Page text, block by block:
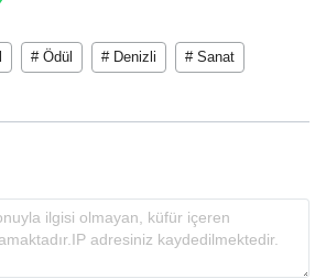
# Ödül # Denizli # Sanat